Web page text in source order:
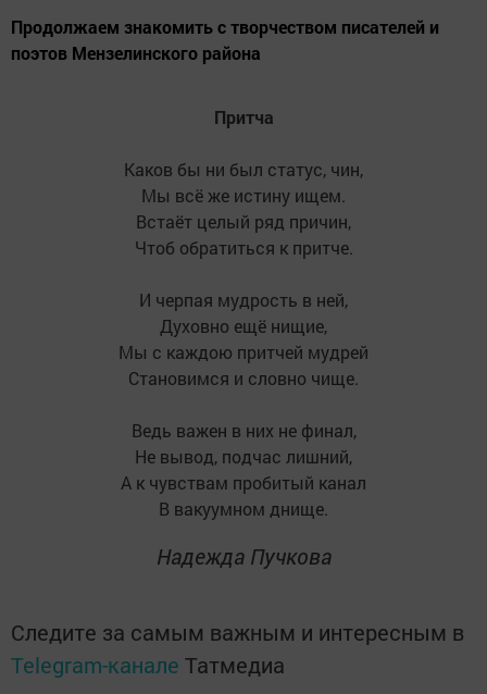
Продолжаем знакомить с творчеством писателей и
поэтов Мензелинского района
Притча
Каков бы ни был статус, чин,
Мы всё же истину ищем.
Встаёт целый ряд причин,
Чтоб обратиться к притче.
И черпая мудрость в ней,
Духовно ещё нищие,
Мы с каждою притчей мудрей
Становимся и словно чище.
Ведь важен в них не финал,
Не вывод, подчас лишний,
А к чувствам пробитый канал
В вакуумном днище.
Надежда Пучкова
Следите за самым важным и интересным в
Telegram-канале Татмедиа